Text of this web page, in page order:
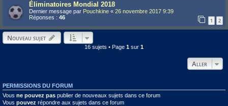
Éliminatoires Mondial 2018
Dernier message par Pouchkine « 26 novembre 2017 9:39
Réponses : 46 1 2
Nouveau sujet
16 sujets • Page 1 sur 1
Aller
PERMISSIONS DU FORUM
Vous ne pouvez pas publier de nouveaux sujets dans ce forum
Vous pouvez répondre aux sujets dans ce forum